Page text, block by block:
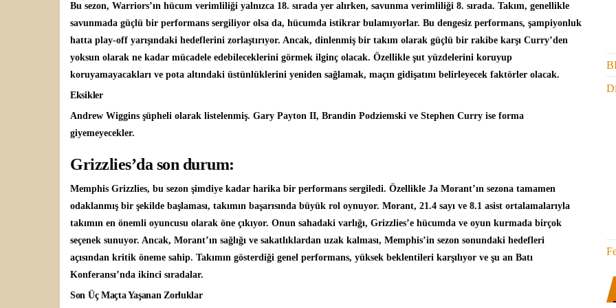
Bu sezon, Warriors’ın hücum verimliliği yalnızca 18. sırada yer alırken, savunma verimliliği 8. sırada. Takım, genellikle
savunmada güçlü bir performans sergiliyor olsa da, hücumda istikrar bulamıyorlar. Bu dengesiz performans, şampiyonluk
hatta play-off yarışındaki hedeflerini zorlaştırıyor. Ancak, dinlenmiş bir takım olarak güçlü bir rakibe karşı Curry’den
yoksun olarak ne kadar mücadele edebileceklerini görmek ilginç olacak. Özellikle şut yüzdelerini koruyup
koruyamayacakları ve pota altındaki üstünlüklerini yeniden sağlamak, maçın gidişatını belirleyecek faktörler olacak.
Eksikler
Andrew Wiggins şüpheli olarak listelenmiş. Gary Payton II, Brandin Podziemski ve Stephen Curry ise forma
giyemeyecekler.
Grizzlies’da son durum:
Memphis Grizzlies, bu sezon şimdiye kadar harika bir performans sergiledi. Özellikle Ja Morant’ın sezona tamamen
odaklanmış bir şekilde başlaması, takımın başarısında büyük rol oynuyor. Morant, 21.4 sayı ve 8.1 asist ortalamalarıyla
takımın en önemli oyuncusu olarak öne çıkıyor. Onun sahadaki varlığı, Grizzlies’e hücumda ve oyun kurmada birçok
seçenek sunuyor. Ancak, Morant’ın sağlığı ve sakatlıklardan uzak kalması, Memphis’in sezon sonundaki hedefleri
açısından kritik öneme sahip. Takımın gösterdiği genel performans, yüksek beklentileri karşılıyor ve şu an Batı
Konferansı’nda ikinci sıradalar.
Son Üç Maçta Yaşanan Zorluklar